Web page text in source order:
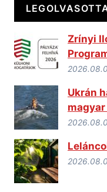
Zrínyi
Ukrán